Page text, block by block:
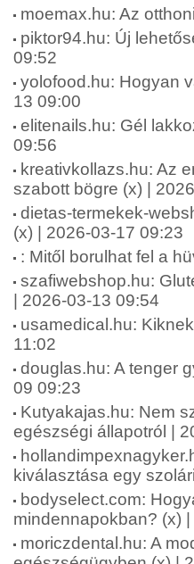
moemax.hu: Az
piktor94.hu: Új
09:52
yolofood.hu: Hogyan
13 09:00
elitenails.hu: Gél
09:56
kreativkollazs.hu: Az
szabott bögre (x) |
dietas-termekek-
(x) | 2026-03-17 09:23
: Mitől borulhat fel a
szafiwebshop.hu:
| 2026-03-13 09:54
usamedical.hu:
11:02
douglas.hu: A tenger
09 09:23
Kutyakajas.hu: Nem
egészségi állapotról |
kiválasztása egy
bodyselect.com:
mindennapokban? (x)
moriczdental.hu: A